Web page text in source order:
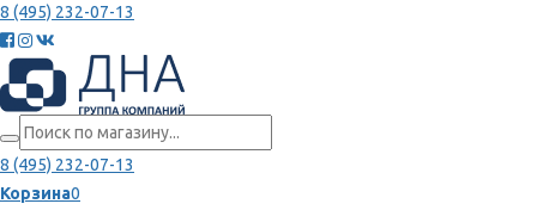
8 (495) 232-07-13
8 (495) 232-07-13
Корзина0